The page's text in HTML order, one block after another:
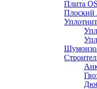
Плита
Плоский